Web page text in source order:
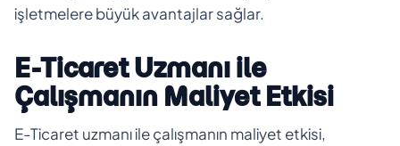
işletmelere büyük avantajlar sağlar.
E-Ticaret Uzmanı ile
Çalışmanın Maliyet Etkisi
E-Ticaret uzmanı ile çalışmanın maliyet etkisi,